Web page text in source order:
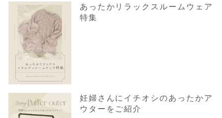
あったかリラックスルームウェア
特集
妊婦さんにイチオシのあったかア
ウターをご紹介